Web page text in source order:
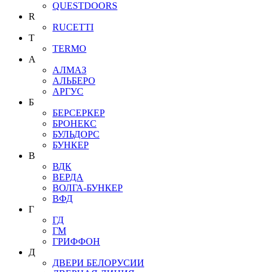
QUESTDOORS
R
RUCETTI
T
TERMO
А
АЛМАЗ
АЛЬБЕРО
АРГУС
Б
БЕРСЕРКЕР
БРОНЕКС
БУЛЬДОРС
БУНКЕР
В
ВДК
ВЕРДА
ВОЛГА-БУНКЕР
ВФД
Г
ГД
ГМ
ГРИФФОН
Д
ДВЕРИ БЕЛОРУСИИ